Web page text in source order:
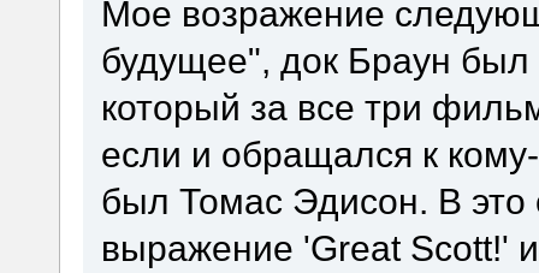
Мое возражение
будущее", док Браун
который за все три
если и обращался к кому-
был Томас Эдисон. В это
выражение 'Great Scott!'